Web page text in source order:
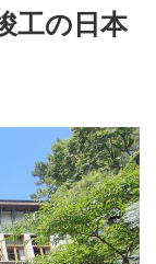
工の日本